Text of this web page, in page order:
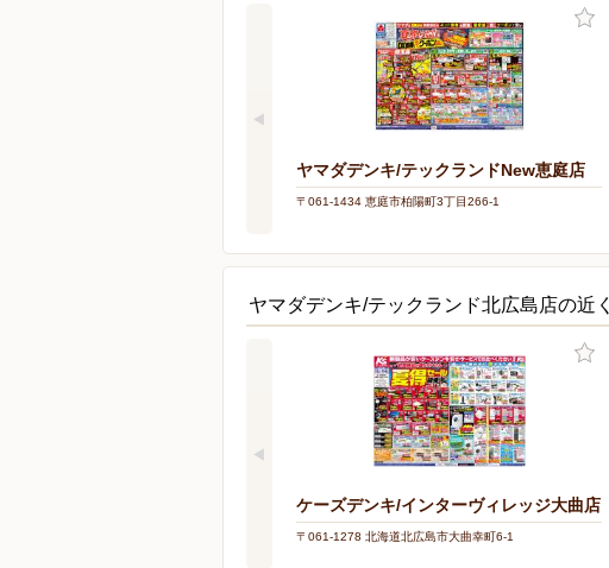
ヤマダデンキ/テックランドNew恵庭店
〒061-1434 恵庭市柏陽町3丁目266-1
ヤマダデンキ/テックランド北広島店の近
ケーズデンキ/インターヴィレッジ大曲店
〒061-1278 北海道北広島市大曲幸町6-1